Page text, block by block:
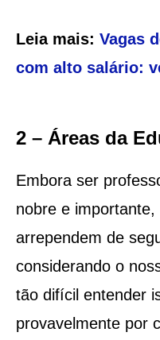
Leia mais: Vagas
com alto salário:
2 – Áreas da
Embora ser
nobre e
arrependem de
considerando o
tão difícil entender
provavelmente por